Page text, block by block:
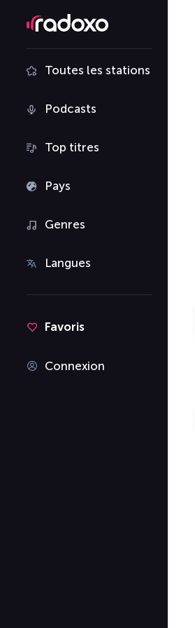
Toutes les stations
Podcasts
Top titres
Pays
Genres
Langues
Favoris
Connexion